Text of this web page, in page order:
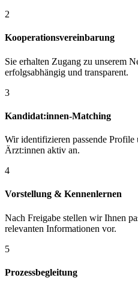
2
Kooperationsvereinbarung
Sie erhalten Zugang zu unserem
erfolgsabhängig und transparent.
3
Kandidat:innen-Matching
Wir identifizieren passende Profile
Ärzt:innen aktiv an.
4
Vorstellung & Kennenlernen
Nach Freigabe stellen wir Ihnen
relevanten Informationen vor.
5
Prozessbegleitung